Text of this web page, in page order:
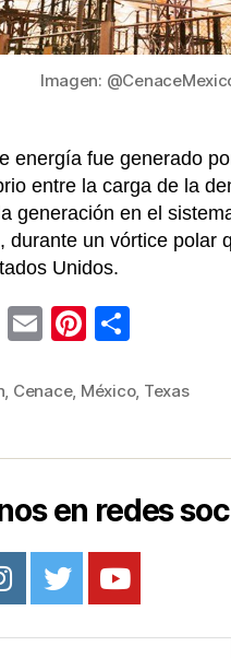
Imagen:
energía fue generado
entre la carga de la
generación en el
durante un vórtice polar
Unidos.
T
tt
E
ail
Pi
er
st
m
ar
tir
, Cenace, México, Texas
en redes